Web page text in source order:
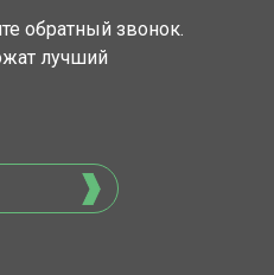
обратный звонок.
лучший